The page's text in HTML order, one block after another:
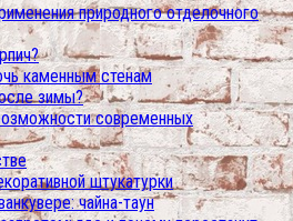
природного отделочного
каменным стенам
зимы?
современных
штукатурки
чайна-таун